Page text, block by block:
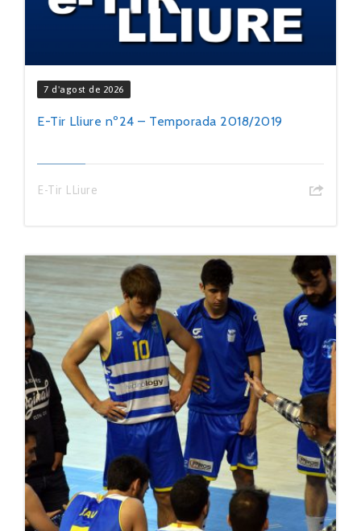
7 d'agost de 2026
E-Tir Lliure nº24 – Temporada 2018/2019
E-Tir LLiure